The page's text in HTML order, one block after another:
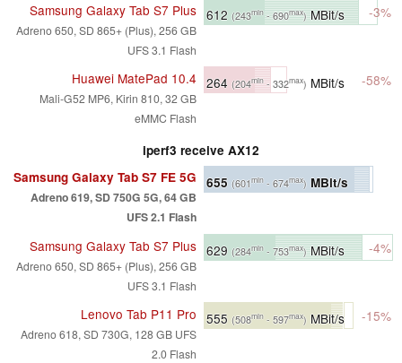
Samsung Galaxy Tab S7 Plus
Adreno 650, SD 865+ (Plus), 256 GB
UFS 3.1 Flash
612 (243min- 690max)MBit/s -3%
Huawei MatePad 10.4
Mali-G52 MP6, Kirin 810, 32 GB
eMMC Flash
264 (204min- 332max) MBit/s -58%
iperf3 receive AX12
Samsung Galaxy Tab S7 FE 5G
Adreno 619, SD 750G 5G, 64 GB
UFS 2.1 Flash
655 (601min - 674max) MBit/s
Samsung Galaxy Tab S7 Plus
Adreno 650, SD 865+ (Plus), 256 GB
UFS 3.1 Flash
629 (284min - 753max)MBit/s -4%
Lenovo Tab P11 Pro
Adreno 618, SD 730G, 128 GB UFS
2.0 Flash
555 (508min - 597max) MBit/s -15%